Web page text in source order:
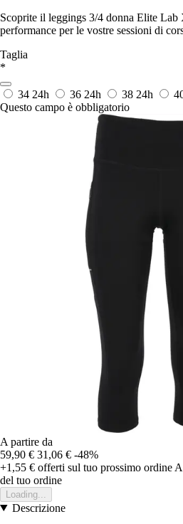
Scoprite il leggings 3/4 donna Elite Lab
performance per le vostre sessioni di
Taglia
*
34 24h 36 24h 38 24h
Questo campo è obbligatorio
A partire da
59,90 € 31,06 € -48%
+1,55 € offerti sul tuo prossimo ordine
del tuo ordine
Loading...
Descrizione